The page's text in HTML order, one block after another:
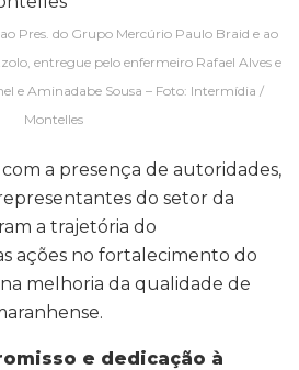
Pres. do Grupo Mercúrio Paulo Braid e ao
entregue pelo enfermeiro Rafael Alves e
e Aminadabe Sousa – Foto: Intermídia /
Montelles
a presença de autoridades,
do setor da
a trajetória do
ações no fortalecimento do
melhoria da qualidade de
e dedicação à